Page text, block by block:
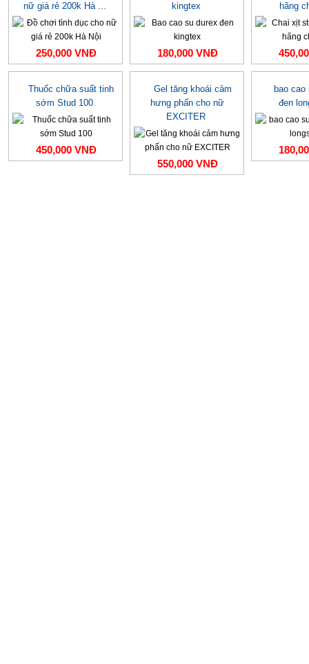
nữ giá rẻ 200k Hà ...
250,000 VNĐ
kingtex
180,000 VNĐ
hãng
Thuốc chữa suất tinh
sớm Stud 100
450,000 VNĐ
Gel tăng khoái cảm
hưng phấn cho nữ
EXCITER
550,000 VNĐ
bao
đen